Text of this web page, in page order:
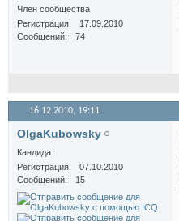
Член сообщества
Регистрация
17.09.2010
Сообщений
74
16.12.2010, 19:11
OlgaKubowsky
Кандидат
Регистрация
07.10.2010
Сообщений
15